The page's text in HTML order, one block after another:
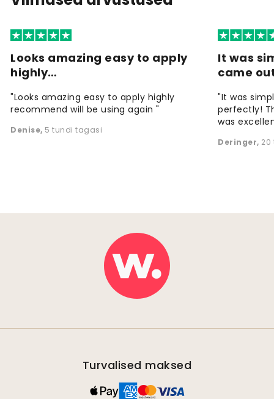
Looks amazing easy to apply
highly…
"Looks amazing easy to apply highly
recommend will be using again "
Denise, 5 tundi tagasi
It was
came
"It was
perfectly!
was
Deringer,
Turvalised maksed